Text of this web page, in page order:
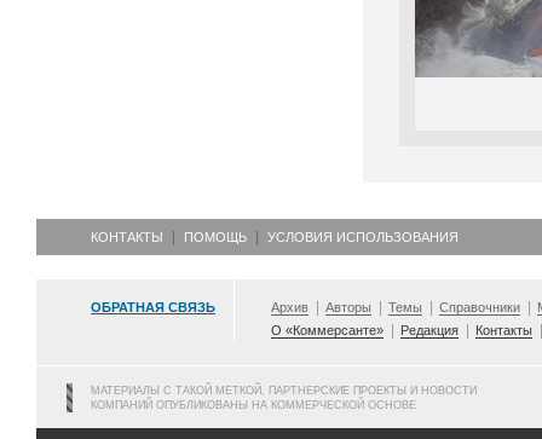
КОНТАКТЫ ПОМОЩЬ УСЛОВИЯ ИСПОЛЬЗОВАНИЯ
ОБРАТНАЯ СВЯЗЬ Архив Авторы Темы Справочники
О «Коммерсанте»
Редакция Контакты
МАТЕРИАЛЫ С ТАКОЙ МЕТКОЙ, ПАРТНЕРСКИЕ ПРОЕКТЫ И НОВОСТИ
КОМПАНИЙ ОПУБЛИКОВАНЫ НА КОММЕРЧЕСКОЙ ОСНОВЕ